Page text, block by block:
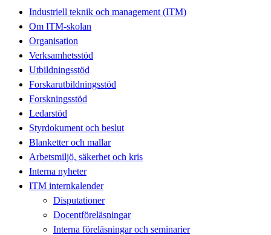
Industriell teknik och management (ITM)
Om ITM-skolan
Organisation
Verksamhetsstöd
Utbildningsstöd
Forskarutbildningsstöd
Forskningsstöd
Ledarstöd
Styrdokument och beslut
Blanketter och mallar
Arbetsmiljö, säkerhet och kris
Interna nyheter
ITM internkalender
Disputationer
Docentföreläsningar
Interna föreläsningar och seminarier